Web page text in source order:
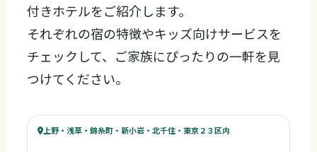
付きホテルをご紹介します。
それぞれの宿の特徴やキッズ向けサービスを
チェックして、ご家族にぴったりの一軒を見
つけてください。
57ベビー
上野・浅草・錦糸町・新小岩・北千住・東京２３区内